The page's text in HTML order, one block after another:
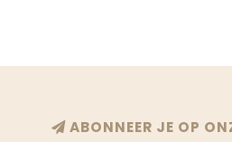
ABONNEER JE OP